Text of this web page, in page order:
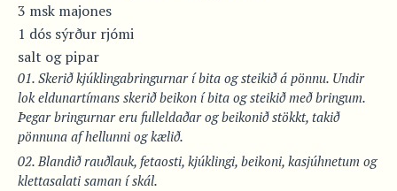
3 msk majones
1 dós sýrður rjómi
salt og pipar
Skerið kjúklingabringurnar í bita og steikið á pönnu. Undir
lok eldunartímans skerið beikon í bita og steikið með bringum.
Þegar bringurnar eru fulleldaðar og beikonið stökkt, takið
pönnuna af hellunni og kælið.
Blandið rauðlauk, fetaosti, kjúklingi, beikoni, kasjúhnetum og
klettasalati saman í skál.